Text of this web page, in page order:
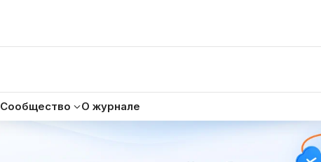
Сообщество О журнале